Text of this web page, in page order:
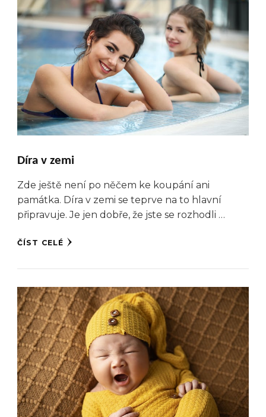
Díra v zemi
Zde ještě není po něčem ke koupání ani
památka. Díra v zemi se teprve na to hlavní
připravuje. Je jen dobře, že jste se rozhodli …
ČÍST CELÉ